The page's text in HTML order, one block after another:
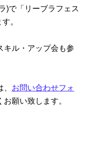
)で「 リーブラフェス
。
ル・ アップ会も参
お問い合わせフォ
お願い致します。